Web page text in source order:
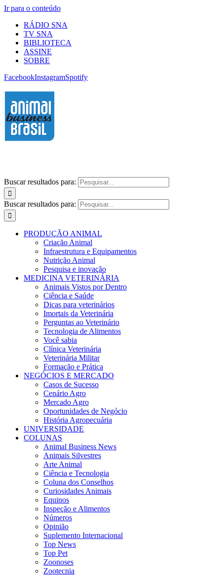
Ir para o conteúdo
RÁDIO SNA
TV SNA
BIBLIOTECA
ASSINE
SOBRE
FacebookInstagramSpotify
Buscar resultados para:
Buscar resultados para:
PRODUÇÃO ANIMAL
Criação Animal
Infraestrutura e Equipamentos
Nutrição Animal
Pesquisa e inovação
MEDICINA VETERINÁRIA
Animais Vistos por Dentro
Ciência e Saúde
Dicas para veterinários
Imortais da Veterinária
Perguntas ao Veterinário
Tecnologia de Alimentos
Você sabia
Clínica Veterinária
Veterinária Militar
Formação e Prática
NEGÓCIOS E MERCADO
Casos de Sucesso
Cenário Agro
Mercado Agro
Oportunidades de Negócio
História Agropecuária
UNIVERSIDADE
COLUNAS
Animal Business News
Animais Silvestres
Arte Animal
Ciência e Tecnologia
Coluna dos Conselhos
Curiosidades Animais
Equinos
Inspeção e Alimentos
Números
Opinião
Suplemento Internacional
Top News
Top Pet
Zoonoses
Zootecnia